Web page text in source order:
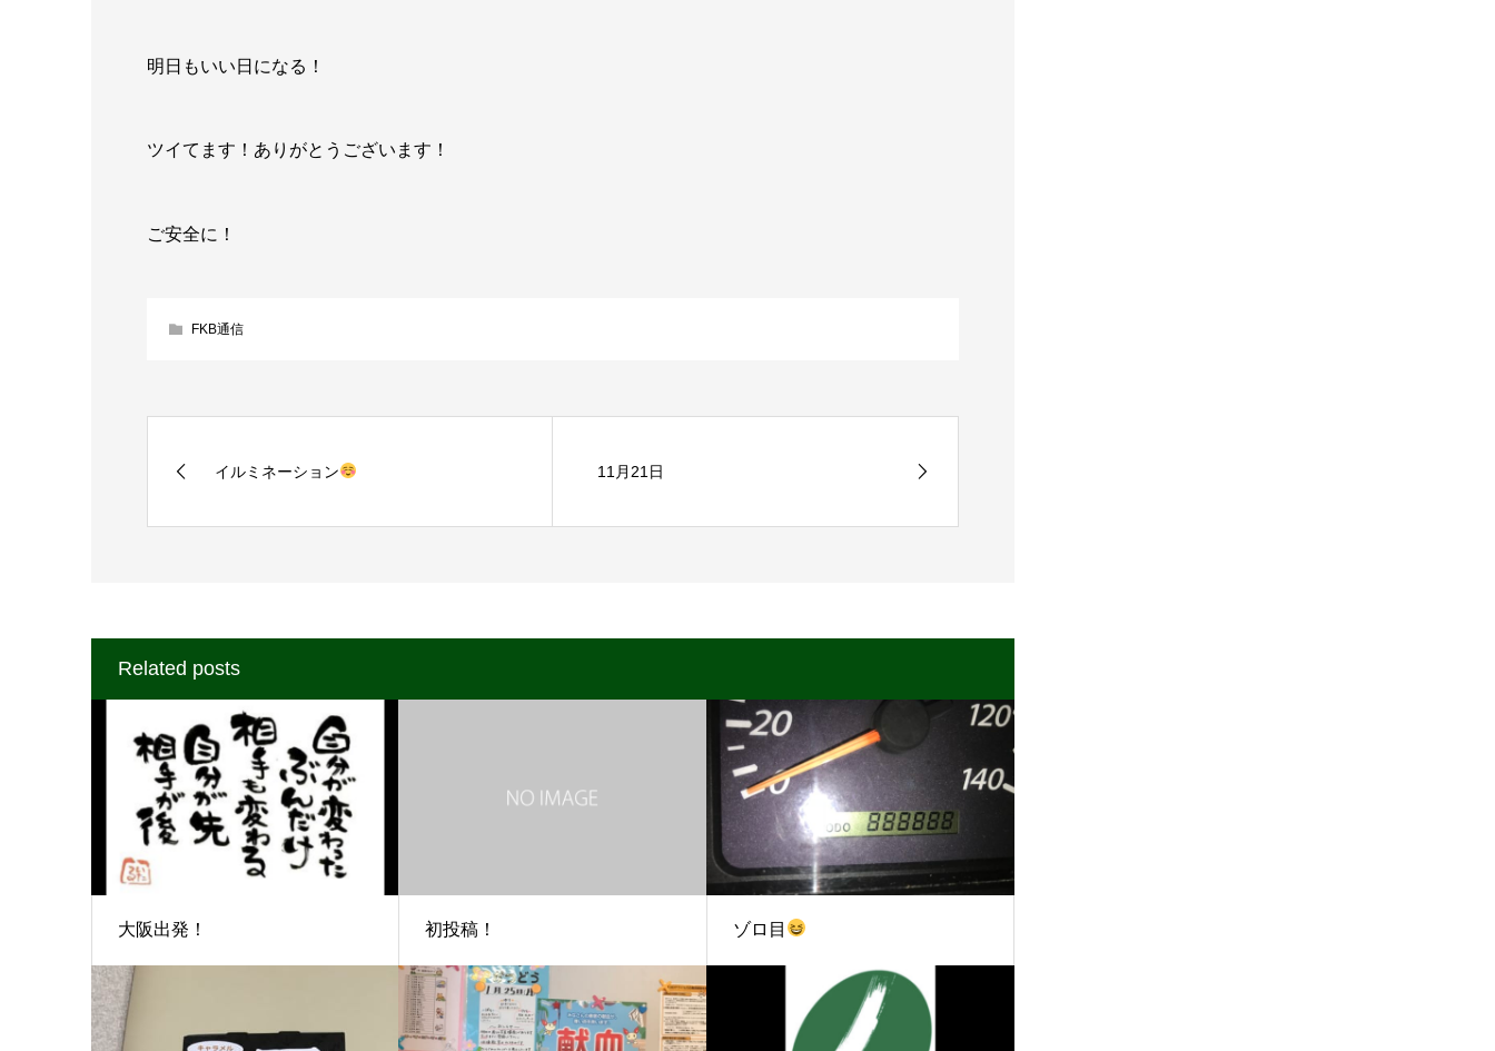
明日もいい日になる！
ツイてます！ありがとうございます！
ご安全に！
FKB通信
イルミネーション 11月21日
Related posts
大阪出発！ 初投稿！ ゾロ目